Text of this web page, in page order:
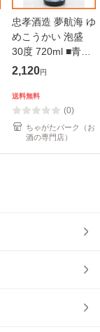
忠孝酒造 夢航海 ゆ
めこうかい 泡盛
30度 720ml ■青リ
ンゴのようなフル
2,120円
送料無料
(0)
ちゃがたパーク（お
酒の専門店）